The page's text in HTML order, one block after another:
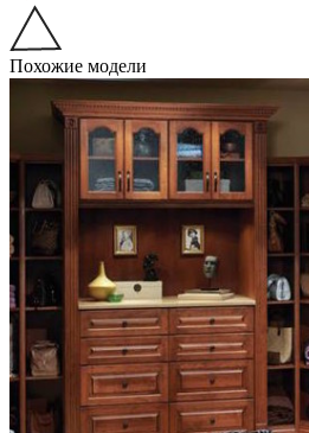
Похожие модели